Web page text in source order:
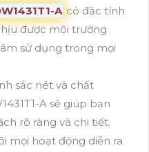
A có đặc tính
được môi trường
sử dụng trong mọi
sắc nét và chất
A sẽ giúp bạn
rõ ràng và chi tiết.
mọi hoạt động diễn ra